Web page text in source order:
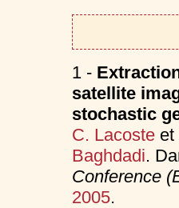
1 -
satellite
stochastic
C. Lacosteet
Baghdadi.
Conference
2005.